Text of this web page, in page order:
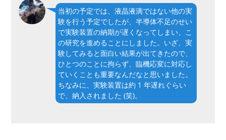
当初の予定では、液晶液滴ではない他の実
験を行う予定でしたが、半導体不足のせい
で実験装置の納期が遅くなってしまい、こ
の研究を進めることにしました。いざ、実
験してみると面白い結果が出てきたので、
ひとつのことに拘らず、臨機応変に対応し
ていくことも重要なんだなと思いました。
ちなみに、実験装置は約 1 年遅れぐらい
で、納入されました (笑)。